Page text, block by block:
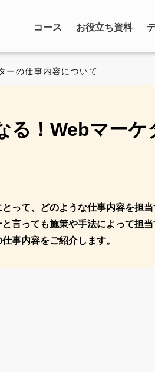
コース お役立ち資料
ーの仕事内容について
る！Webマー
って、どのような仕事内容を担
言っても施策や手法によって担当
事内容をご紹介します。